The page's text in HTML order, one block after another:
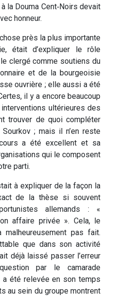
la Douma Cent‑Noirs devait
honneur.
près la plus importante
était d’expliquer le rôle
clergé comme soutiens du
et de la bourgeoisie
ouvrière ; elle aussi a été
il y a encore beaucoup
ultérieures des
trouver de quoi compléter
; mais il n’en reste
a été excellent et sa
qui le composent
parti.
à expliquer de la façon la
de la thèse si souvent
allemands : «
affaire privée ». Cela, le
malheureusement pas fait.
que dans son activité
déjà laissé passer l’erreur
par le camarade
a été relevée en son temps
au sein du groupe montrent